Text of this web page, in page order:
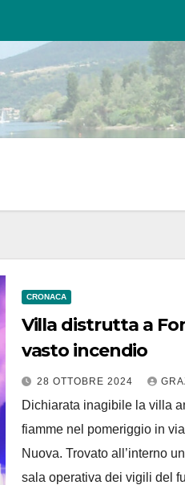
CRONACA
Villa distrutta a
vasto incendio
28 OTTOBRE 2024
Dichiarata inagibile la villa
fiamme nel pomeriggio in
Nuova. Trovato all’interno
sala operativa dei vigili del